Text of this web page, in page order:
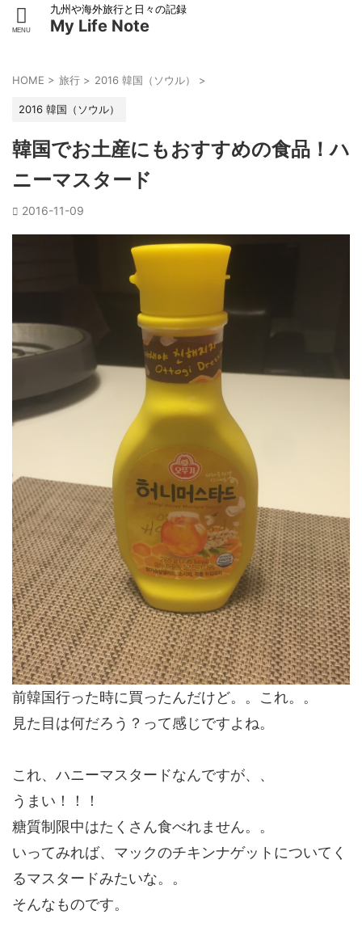
九州や海外旅行と日々の記録
My Life Note
HOME > 旅行 > 2016 韓国（ソウル） >
2016 韓国（ソウル）
韓国でお土産にもおすすめの食品！ハ
ニーマスタード
2016-11-09
前韓国行った時に買ったんだけど。。これ。。
見た目は何だろう？って感じですよね。
これ、ハニーマスタードなんですが、、
うまい！！！
糖質制限中はたくさん食べれません。。
いってみれば、マックのチキンナゲットについてく
るマスタードみたいな。。
そんなものです。